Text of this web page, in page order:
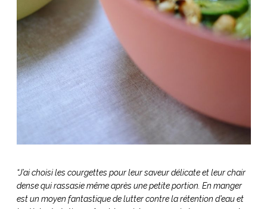
du
ART DE VIVRE ITALIEN
Notre palette
Virtuosa Venezia
ART ET DESIGN
“J’ai choisi les courgettes pour leur saveur délicate et leur chair
dense qui rassasie même après une petite portion. En manger
est un moyen fantastique de lutter contre la rétention d’eau et